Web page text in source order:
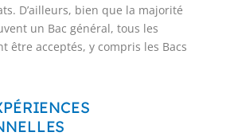
D’ailleurs, bien que la majorité
un Bac général, tous les
être acceptés, y compris les Bacs